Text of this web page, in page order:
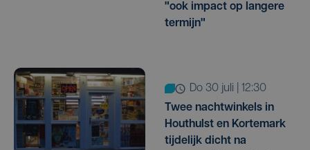
"ook impact op langere
termijn"
do 30 juli | 12:30
Twee nachtwinkels in
Houthulst en Kortemark
tijdelijk dicht na